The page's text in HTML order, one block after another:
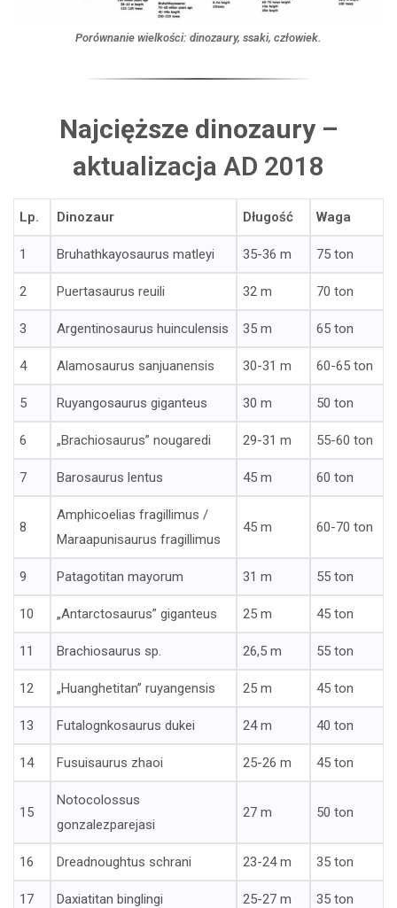
Porównanie wielkości: dinozaury, ssaki, człowiek.
Najcięższe dinozaury –
aktualizacja AD 2018
Lp. Dinozaur Długość Waga
1 Bruhathkayosaurus matleyi 35-36 m 75 ton
2 Puertasaurus reuili 32 m 70 ton
3 Argentinosaurus huinculensis 35 m 65 ton
4 Alamosaurus sanjuanensis 30-31 m 60-65 ton
5 Ruyangosaurus giganteus 30 m 50 ton
6 „Brachiosaurus” nougaredi 29-31 m 55-60 ton
7 Barosaurus lentus 45 m 60 ton
8
Amphicoelias fragillimus /
Maraapunisaurus fragillimus
45 m 60-70 ton
9 Patagotitan mayorum 31 m 55 ton
10 „Antarctosaurus” giganteus 25 m 45 ton
11 Brachiosaurus sp. 26,5 m 55 ton
12 „Huanghetitan” ruyangensis 25 m 45 ton
13 Futalognkosaurus dukei 24 m 40 ton
14 Fusuisaurus zhaoi 25-26 m 45 ton
15
Notocolossus
gonzalezparejasi
27 m 50 ton
16 Dreadnoughtus schrani 23-24 m 35 ton
17 Daxiatitan binglingi 25-27 m 35 ton